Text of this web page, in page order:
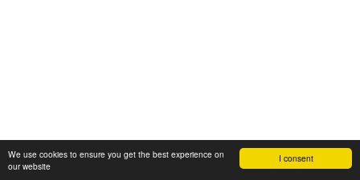
I consent
We use cookies to ensure you get the best experience on
our website